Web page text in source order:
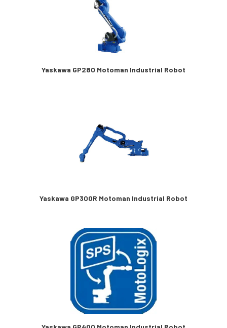
Yaskawa GP280 Motoman Industrial Robot
Yaskawa GP300R Motoman Industrial Robot